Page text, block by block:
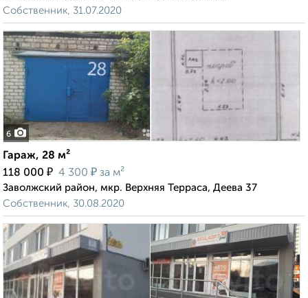
Собственник, 31.07.2020
6
Гараж, 28 м²
118 000 ₽ 4 300 ₽ за м²
Заволжский район, мкр. Верхняя Терраса, Деева 37
Собственник, 30.08.2020